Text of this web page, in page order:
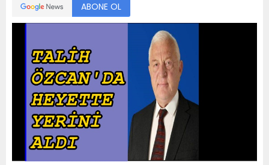
ABONE OL